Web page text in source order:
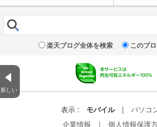
新しい
楽天ブログ全体を検索 このブ
表示 : モバイル |
パソコ
企業情報
｜ 個人情報保護